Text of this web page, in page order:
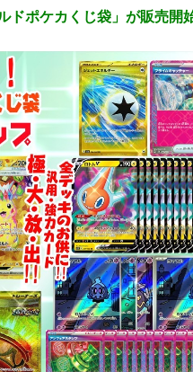
ドポケカくじ袋」が販売開